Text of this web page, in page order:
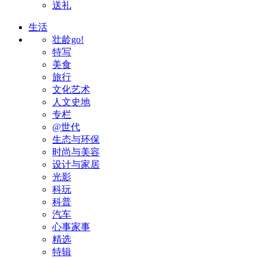
送礼
生活
壮龄go!
特写
美食
旅行
文化艺术
人文史地
专栏
@世代
生态与环保
时尚与美容
设计与家居
光影
科玩
科普
汽车
心事家事
精选
特辑